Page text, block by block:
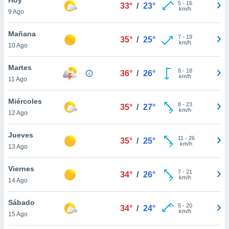
y
en
más
de
9 Ago
33° / 23° 5- 16
km/h
Mañana
10 Ago
35° / 25° 7- 19
km/h
Martes
11 Ago
36° / 26° 8- 18
km/h
Miércoles
12 Ago
35° / 27° 8- 23
km/h
Jueves
13 Ago
35° / 25° 11 - 26
km/h
Viernes
14 Ago
34° / 26° 7- 21
km/h
Sábado
15 Ago
34° / 24° 5- 20
km/h